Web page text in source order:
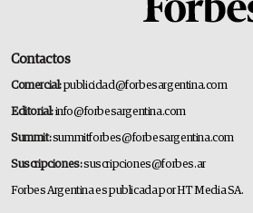
Contactos
Comercial:publicidad@forbesargentina.com
Editorial:info@forbesargentina.com
Summit:summitforbes@forbesargentina.com
Suscripciones:suscripciones@forbes.ar
Forbes Argentina es publicada por HT Media SA.